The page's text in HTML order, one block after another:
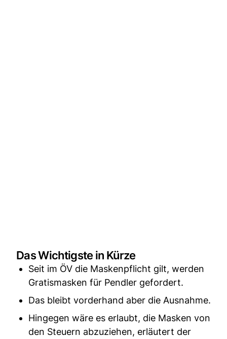
Das Wichtigste in Kürze
Seit im ÖV die Maskenpflicht gilt, werden
Gratismasken für Pendler gefordert.
Das bleibt vorderhand aber die Ausnahme.
Hingegen wäre es erlaubt, die Masken von
den Steuern abzuziehen, erläutert der